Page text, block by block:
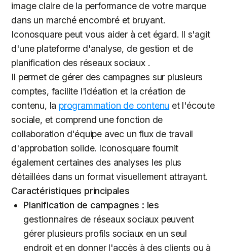
image claire de la performance de votre marque
dans un marché encombré et bruyant.
Iconosquare peut vous aider à cet égard. Il s'agit
d'une plateforme d'analyse, de gestion et de
planification des réseaux sociaux .
Il permet de gérer des campagnes sur plusieurs
comptes, facilite l'idéation et la création de
contenu, la programmation de contenu et l'écoute
sociale, et comprend une fonction de
collaboration d'équipe avec un flux de travail
d'approbation solide. Iconosquare fournit
également certaines des analyses les plus
détaillées dans un format visuellement attrayant.
Caractéristiques principales
Planification de campagnes : les
gestionnaires de réseaux sociaux peuvent
gérer plusieurs profils sociaux en un seul
endroit et en donner l'accès à des clients ou à